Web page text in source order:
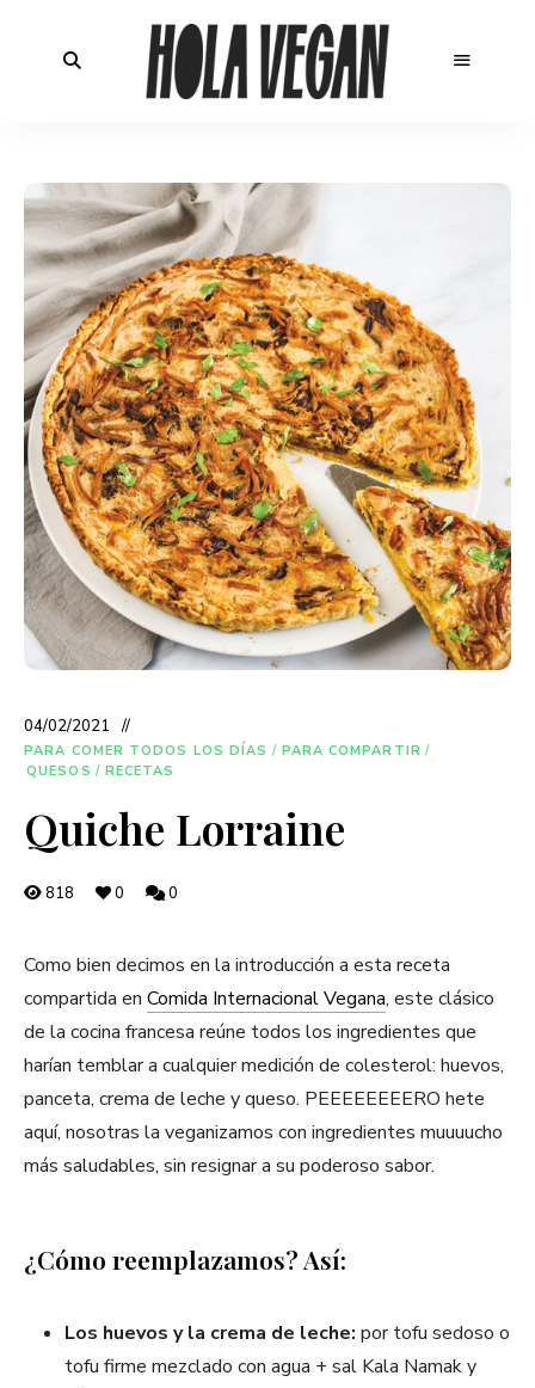
04/02/2021
PARA COMER TODOS LOS DÍAS / PARA COMPARTIR /
QUESOS / RECETAS
Quiche Lorraine
818 0 0
Como bien decimos en la introducción a esta receta
compartida en Comida Internacional Vegana, este clásico
de la cocina francesa reúne todos los ingredientes que
harían temblar a cualquier medición de colesterol: huevos,
panceta, crema de leche y queso. PEEEEEEEERO hete
aquí, nosotras la veganizamos con ingredientes muuuucho
más saludables, sin resignar a su poderoso sabor.
¿Cómo reemplazamos? Así:
Los huevos y la crema de leche: por tofu sedoso o
tofu firme mezclado con agua + sal Kala Namak y